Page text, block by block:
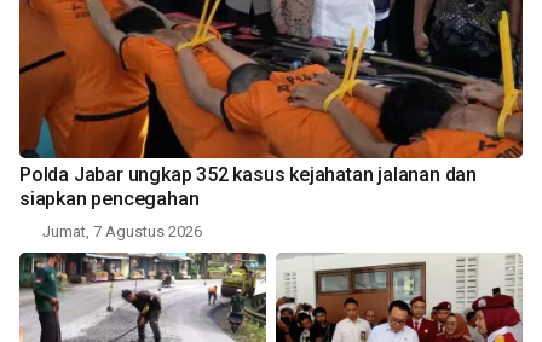
Polda Jabar ungkap 352 kasus kejahatan jalanan dan
siapkan pencegahan
Jumat, 7 Agustus 2026